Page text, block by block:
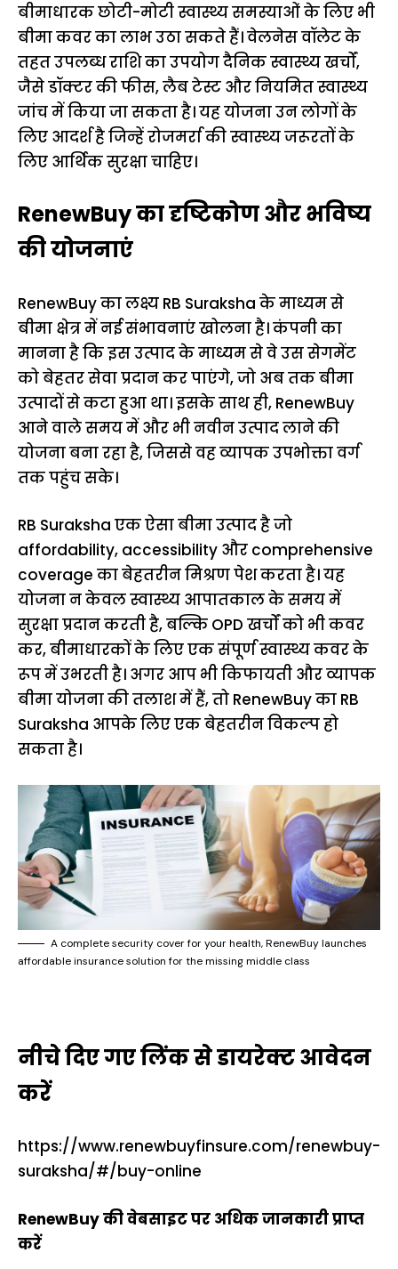
बीमाधारक छोटी-मोटी स्वास्थ्य समस्याओं के लिए भी
बीमा कवर का लाभ उठा सकते हैं। वेलनेस वॉलेट के
तहत उपलब्ध राशि का उपयोग दैनिक स्वास्थ्य खर्चों,
जैसे डॉक्टर की फीस, लैब टेस्ट और नियमित स्वास्थ्य
जांच में किया जा सकता है। यह योजना उन लोगों के
लिए आदर्श है जिन्हें रोजमर्रा की स्वास्थ्य जरूरतों के
लिए आर्थिक सुरक्षा चाहिए।
RenewBuy का दृष्टिकोण और भविष्य
की योजनाएं
RenewBuy का लक्ष्य RB Suraksha के माध्यम से
बीमा क्षेत्र में नई संभावनाएं खोलना है। कंपनी का
मानना है कि इस उत्पाद के माध्यम से वे उस सेगमेंट
को बेहतर सेवा प्रदान कर पाएंगे, जो अब तक बीमा
उत्पादों से कटा हुआ था। इसके साथ ही, RenewBuy
आने वाले समय में और भी नवीन उत्पाद लाने की
योजना बना रहा है, जिससे वह व्यापक उपभोक्ता वर्ग
तक पहुंच सके।
RB Suraksha एक ऐसा बीमा उत्पाद है जो
affordability, accessibility और comprehensive
coverage का बेहतरीन मिश्रण पेश करता है। यह
योजना न केवल स्वास्थ्य आपातकाल के समय में
सुरक्षा प्रदान करती है, बल्कि OPD खर्चों को भी कवर
कर, बीमाधारकों के लिए एक संपूर्ण स्वास्थ्य कवर के
रूप में उभरती है। अगर आप भी किफायती और व्यापक
बीमा योजना की तलाश में हैं, तो RenewBuy का RB
Suraksha आपके लिए एक बेहतरीन विकल्प हो
सकता है।
A complete security cover for your health, RenewBuy launches
affordable insurance solution for the missing middle class
नीचे दिए गए लिंक से डायरेक्ट आवेदन
करें
https://www.renewbuyfinsure.com/renewbuy-
suraksha/#/buy-online
RenewBuy की वेबसाइट पर अधिक जानकारी प्राप्त
करें